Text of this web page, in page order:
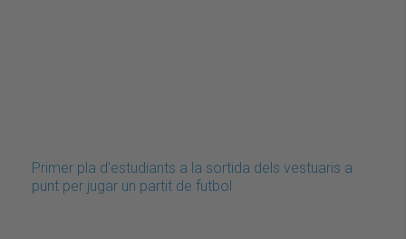
Primer pla d’estudiants a la sortida dels vestuaris a
punt per jugar un partit de futbol